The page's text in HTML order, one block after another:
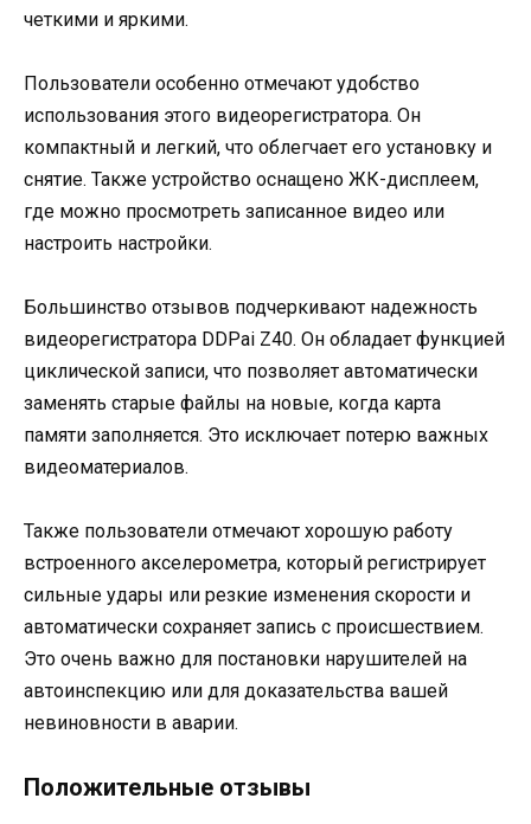
четкими и яркими.
Пользователи особенно отмечают удобство
использования этого видеорегистратора. Он
компактный и легкий, что облегчает его установку и
снятие. Также устройство оснащено ЖК-дисплеем,
где можно просмотреть записанное видео или
настроить настройки.
Большинство отзывов подчеркивают надежность
видеорегистратора DDPai Z40. Он обладает функцией
циклической записи, что позволяет автоматически
заменять старые файлы на новые, когда карта
памяти заполняется. Это исключает потерю важных
видеоматериалов.
Также пользователи отмечают хорошую работу
встроенного акселерометра, который регистрирует
сильные удары или резкие изменения скорости и
автоматически сохраняет запись с происшествием.
Это очень важно для постановки нарушителей на
автоинспекцию или для доказательства вашей
невиновности в аварии.
Положительные отзывы